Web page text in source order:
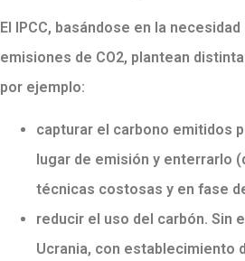
El IPCC, basándose en la
emisiones de CO2, plantean
por ejemplo:
capturar el carbono emitidos
lugar de emisión y enterrarlo
técnicas costosas y en fase
reducir el uso del carbón. Sin
Ucrania, con establecimiento